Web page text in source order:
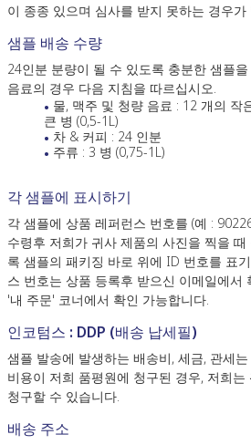
이 종종 있으며 심사를 받지 못하는 경우가
샘플 배송 수량
24인분 분량이 될 수 있도록 충분한 샘플
음료의 경우 다음 지침을 따르십시오.
물, 맥주 및 청량 음료 : 12 개의 작
큰 병 (0,5-1L)
차 & 커피 : 24 인분
주류 : 3 병 (0,75-1L)
각 샘플에 표시하기
각 샘플에 상품 레퍼런스 번호를 (예 :
수령후 저희가 귀사 제품의 사진을 찍을
록 샘플의 패키징 바로 위에 ID 번호를 표
스 번호는 상품 등록후 받으신 이메일에서
'내 주문' 코너에서 확인 가능합니다.
인코텀스 : DDP (배송 납세필)
샘플 발송에 발생하는 배송비, 세금, 관세
비용이 저희 품평원에 청구된 경우, 저희
청구할 수 있습니다.
배송 주소